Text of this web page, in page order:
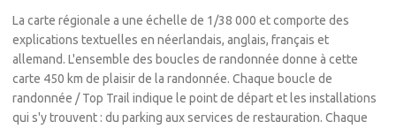
La carte régionale a une échelle de 1/38 000 et comporte des
explications textuelles en néerlandais, anglais, français et
allemand. L'ensemble des boucles de randonnée donne à cette
carte 450 km de plaisir de la randonnée. Chaque boucle de
randonnée / Top Trail indique le point de départ et les installations
qui s'y trouvent : du parking aux services de restauration. Chaque